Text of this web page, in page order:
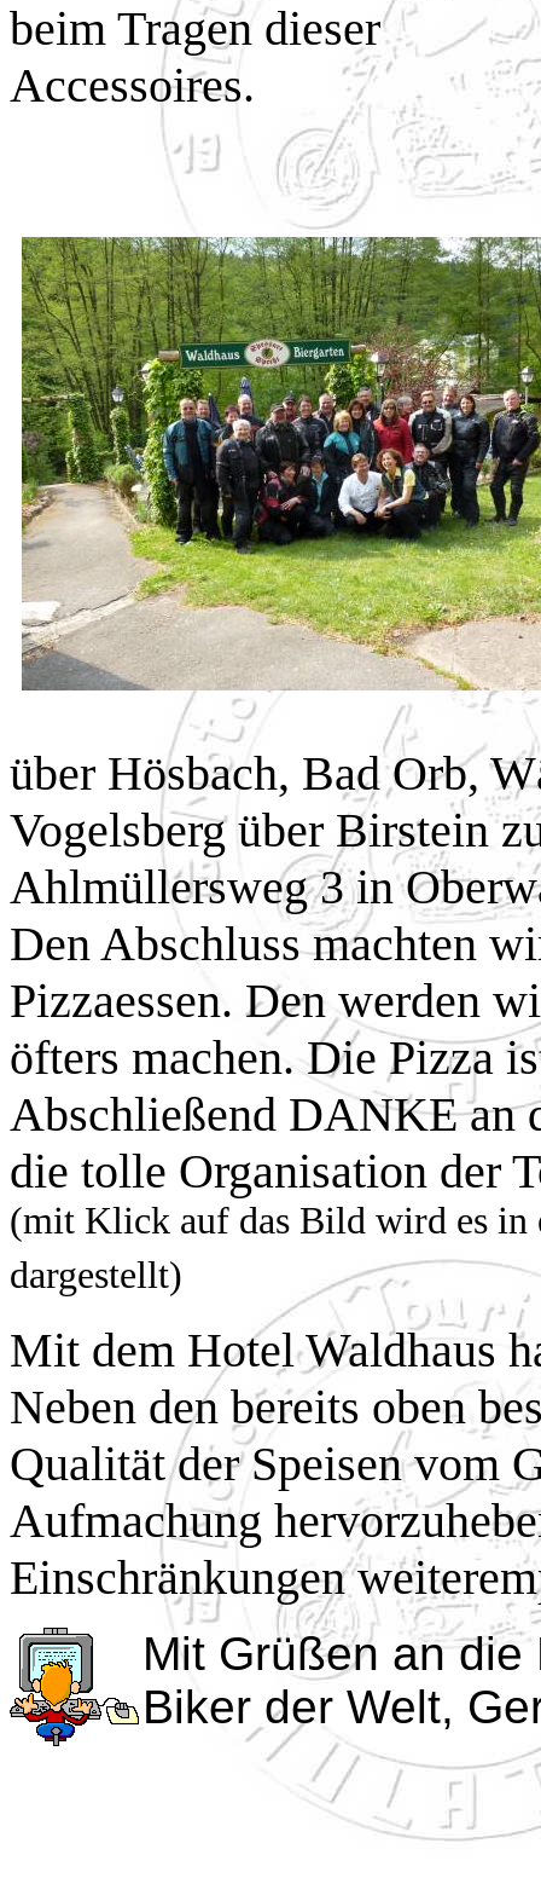
beim Tragen dieser
Accessoires.
über Hösbach, Bad Orb,
Vogelsberg über Birstein
Ahlmüllersweg 3 in
Den Abschluss machten
Pizzaessen. Den werden
öfters machen. Die Pizza
Abschließend DANKE an
die tolle Organisation der
(mit Klick auf das Bild wird es in
dargestellt)
Mit dem Hotel Waldhaus
Neben den bereits oben
Qualität der Speisen vom
Aufmachung
Einschränkungen
Mit Grüßen an
Biker der Welt,